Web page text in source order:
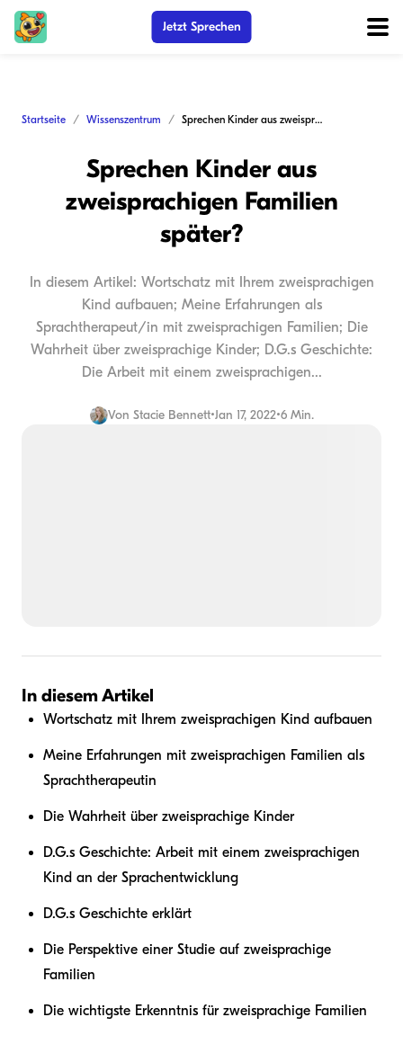
Jetzt Sprechen
Startseite Wissenszentrum Sprechen Kinder aus zweisprachigen Familien später?
Sprechen Kinder aus
zweisprachigen Familien
später?
In diesem Artikel: Wortschatz mit Ihrem zweisprachigen
Kind aufbauen; Meine Erfahrungen als
Sprachtherapeut/in mit zweisprachigen Familien; Die
Wahrheit über zweisprachige Kinder; D.G.s Geschichte:
Die Arbeit mit einem zweisprachigen...
Von Stacie Bennett•Jan 17, 2022•6 Min.
In diesem Artikel
Wortschatz mit Ihrem zweisprachigen Kind aufbauen
Meine Erfahrungen mit zweisprachigen Familien als
Sprachtherapeutin
Die Wahrheit über zweisprachige Kinder
D.G.s Geschichte: Arbeit mit einem zweisprachigen
Kind an der Sprachentwicklung
D.G.s Geschichte erklärt
Die Perspektive einer Studie auf zweisprachige
Familien
Die wichtigste Erkenntnis für zweisprachige Familien